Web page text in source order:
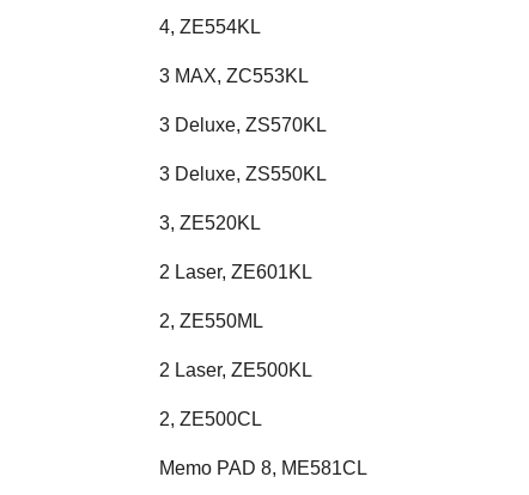
4, ZE554KL
3 MAX, ZC553KL
3 Deluxe, ZS570KL
3 Deluxe, ZS550KL
3, ZE520KL
2 Laser, ZE601KL
2, ZE550ML
2 Laser, ZE500KL
2, ZE500CL
Memo PAD 8, ME581CL